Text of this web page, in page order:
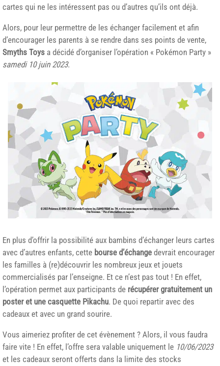
cartes qui ne les intéressent pas ou d’autres qu’ils ont déjà.
Alors, pour leur permettre de les échanger facilement et afin
d’encourager les parents à se rendre dans ses points de vente,
Smyths Toys a décidé d’organiser l’opération « Pokémon Party »
samedi 10 juin 2023.
En plus d’offrir la possibilité aux bambins d’échanger leurs cartes
avec d’autres enfants, cette bourse d’échange devrait encourager
les familles à (re)découvrir les nombreux jeux et jouets
commercialisés par l’enseigne. Et ce n’est pas tout ! En effet,
l’opération permet aux participants de récupérer gratuitement un
poster et une casquette Pikachu. De quoi repartir avec des
cadeaux et avec un grand sourire.
Vous aimeriez profiter de cet évènement ? Alors, il vous faudra
faire vite ! En effet, l’offre sera valable uniquement le 10/06/2023
et les cadeaux seront offerts dans la limite des stocks